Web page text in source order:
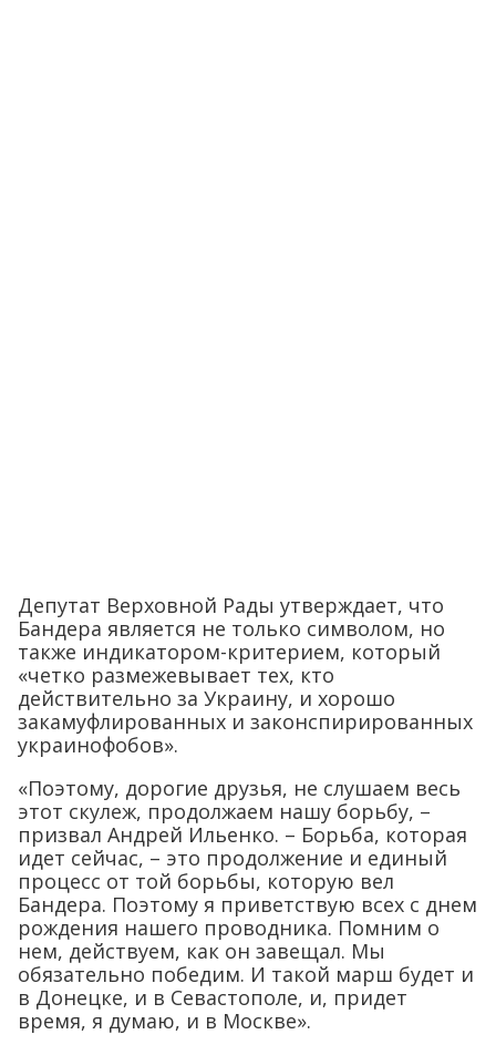
Депутат Верховной Рады утверждает, что
Бандера является не только символом, но
также индикатором-критерием, который
«четко размежевывает тех, кто
действительно за Украину, и хорошо
закамуфлированных и законспирированных
украинофобов».
«Поэтому, дорогие друзья, не слушаем весь
этот скулеж, продолжаем нашу борьбу, –
призвал Андрей Ильенко. – Борьба, которая
идет сейчас, – это продолжение и единый
процесс от той борьбы, которую вел
Бандера. Поэтому я приветствую всех с днем
рождения нашего проводника. Помним о
нем, действуем, как он завещал. Мы
обязательно победим. И такой марш будет и
в Донецке, и в Севастополе, и, придет
время, я думаю, и в Москве».